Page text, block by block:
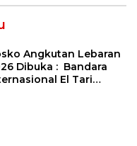
Pemudik
Angkutan Lebaran
Dibuka : Bandara
El Tari